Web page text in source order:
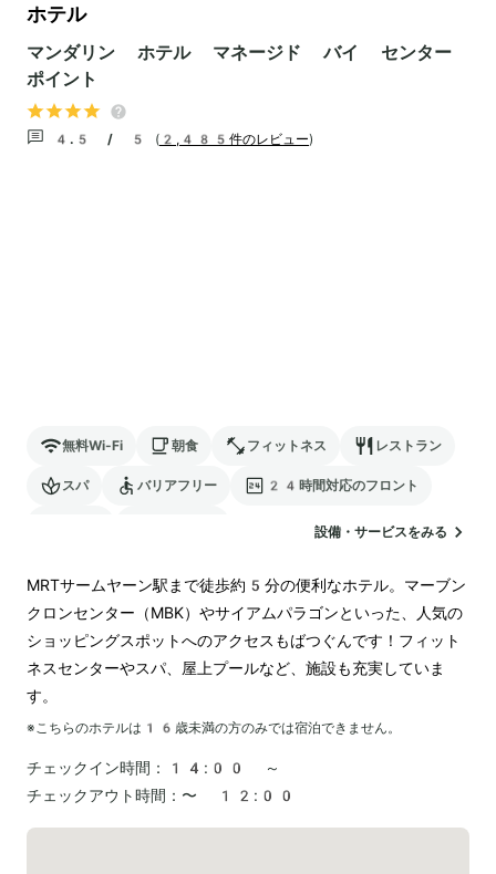
ホテル
マンダリン ホテル マネージド バイ センター
ポイント
4.5 / 5 ( 2,485件のレビュー)
無料Wi-Fi 朝食 フィットネス レストラン
スパ バリアフリー 24時間対応のフロント
設備・サービスをみる
MRTサームヤーン駅まで徒歩約5分の便利なホテル。マーブン
クロンセンター（MBK）やサイアムパラゴンといった、人気の
ショッピングスポットへのアクセスもばつぐんです！フィット
ネスセンターやスパ、屋上プールなど、施設も充実していま
す。
※こちらのホテルは 16 歳未満の方のみでは宿泊できません。
チェックイン時間：
14:00 ～
チェックアウト時間： 〜 12:00